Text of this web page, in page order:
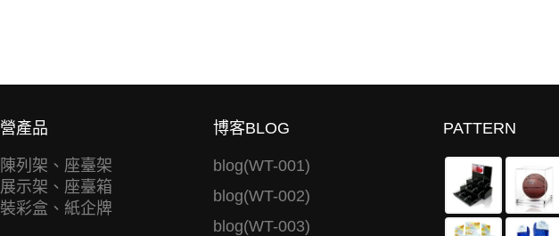
產品
列架、座臺架
示架、座臺箱
彩盒、紙企牌
博客BLOG
blog(WT-001)
blog(WT-002)
blog(WT-003)
PATTERN